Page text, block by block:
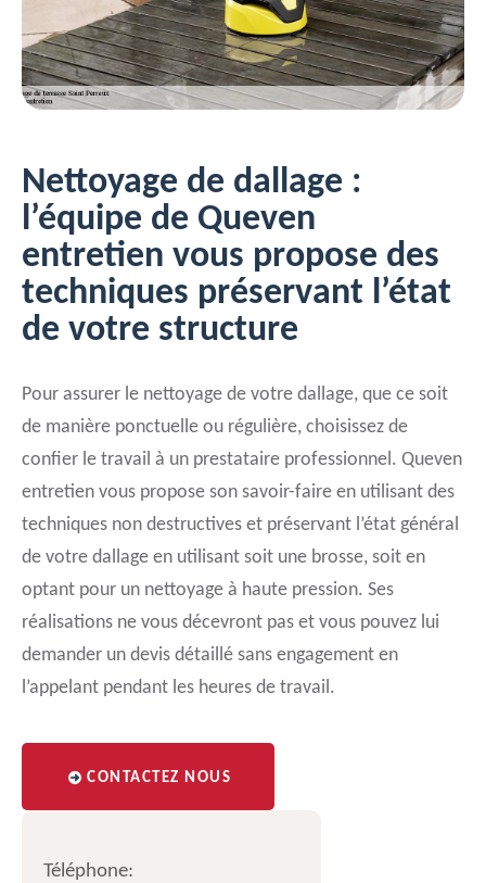
Nettoyage de dallage :
l’équipe de Queven
entretien vous propose des
techniques préservant l’état
de votre structure
Pour assurer le nettoyage de votre dallage, que ce soit
de manière ponctuelle ou régulière, choisissez de
confier le travail à un prestataire professionnel. Queven
entretien vous propose son savoir-faire en utilisant des
techniques non destructives et préservant l’état général
de votre dallage en utilisant soit une brosse, soit en
optant pour un nettoyage à haute pression. Ses
réalisations ne vous décevront pas et vous pouvez lui
demander un devis détaillé sans engagement en
l’appelant pendant les heures de travail.
CONTACTEZ NOUS
Téléphone: